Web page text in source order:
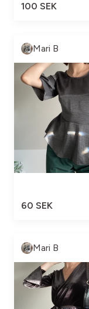
100 SEK
Mari B
60 SEK
Mari B